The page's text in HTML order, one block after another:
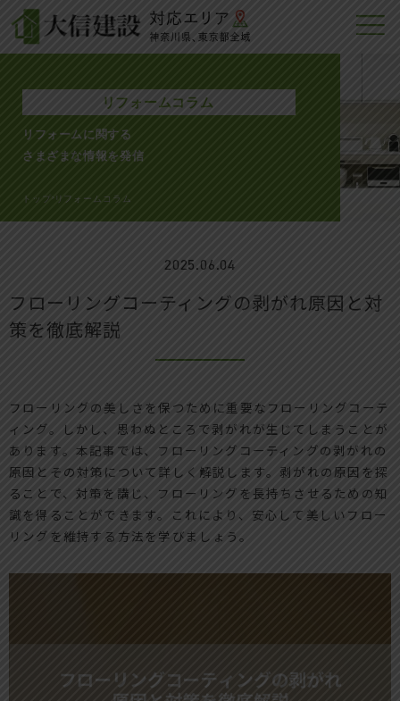
リフォームコラム
リフォームに関する
さまざまな情報を発信
トップ >リフォームコラム
2025.06.04
フローリングコーティングの剥がれ原因と対
策を徹底解説
フローリングの美しさを保つために重要なフローリングコーテ
ィング。しかし、思わぬところで剥がれが生じてしまうことが
あります。本記事では、フローリングコーティングの剥がれの
原因とその対策について詳しく解説します。剥がれの原因を探
ることで、対策を講じ、フローリングを長持ちさせるための知
識を得ることができます。これにより、安心して美しいフロー
リングを維持する方法を学びましょう。